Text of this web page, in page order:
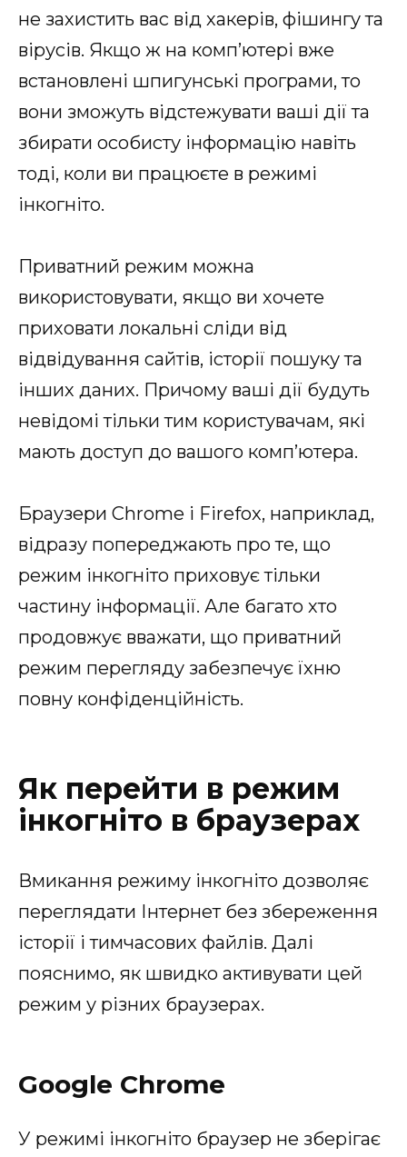
не захистить вас від хакерів, фішингу та
вірусів. Якщо ж на комп’ютері вже
встановлені шпигунські програми, то
вони зможуть відстежувати ваші дії та
збирати особисту інформацію навіть
тоді, коли ви працюєте в режимі
інкогніто.
Приватний режим можна
використовувати, якщо ви хочете
приховати локальні сліди від
відвідування сайтів, історії пошуку та
інших даних. Причому ваші дії будуть
невідомі тільки тим користувачам, які
мають доступ до вашого комп’ютера.
Браузери Chrome і Firefox, наприклад,
відразу попереджають про те, що
режим інкогніто приховує тільки
частину інформації. Але багато хто
продовжує вважати, що приватний
режим перегляду забезпечує їхню
повну конфіденційність.
Як перейти в режим
інкогніто в браузерах
Вмикання режиму інкогніто дозволяє
переглядати Інтернет без збереження
історії і тимчасових файлів. Далі
пояснимо, як швидко активувати цей
режим у різних браузерах.
Google Chrome
У режимі інкогніто браузер не зберігає